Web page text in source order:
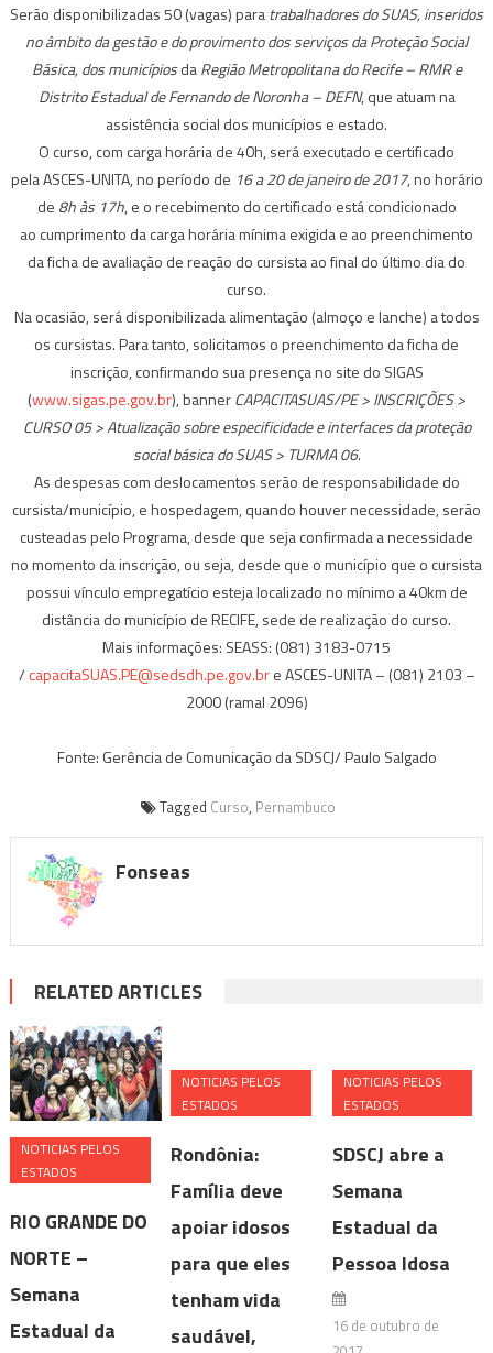
Serão disponibilizadas 50 (vagas) paratrabalhadores do SUAS, inseridos
no âmbito da gestão e do provimento dos serviços da Proteção Social
Básica, dos municípiosdaRegião Metropolitana do Recife – RMR e
Distrito Estadual de Fernando de Noronha – DEFN, que atuam na
assistência social dos municípios e estado.
O curso, com carga horária de 40h, será executado e certificado
pela ASCES-UNITA, no período de 16 a 20 de janeiro de 2017, no horário
de 8h às 17h, e o recebimento do certificado está condicionado
ao cumprimento da carga horária mínima exigida e ao preenchimento
da ficha de avaliação de reação do cursista ao final do último dia do
curso.
Na ocasião, será disponibilizada alimentação (almoço e lanche) a todos
os cursistas. Para tanto, solicitamos o preenchimento da ficha de
inscrição, confirmando sua presença no site do SIGAS
(www.sigas.pe.gov.br), bannerCAPACITASUAS/PE > INSCRIÇÕES >
CURSO 05 > Atualização sobre especificidade e interfaces da proteção
social básica do SUAS > TURMA 06.
As despesas com deslocamentos serão de responsabilidade do
cursista/município, e hospedagem, quando houver necessidade, serão
custeadas pelo Programa, desde que seja confirmada a necessidade
no momento da inscrição, ou seja, desde que o município que o cursista
possui vínculo empregatício esteja localizado no mínimo a 40km de
distância do município de RECIFE, sede de realização do curso.
Mais informações: SEASS: (081) 3183-0715
/ capacitaSUAS.PE@sedsdh.pe.gov.bre ASCES-UNITA – (081) 2103 –
2000 (ramal 2096)
Fonte: Gerência de Comunicação da SDSCJ/ Paulo Salgado
Tagged Curso, Pernambuco
Fonseas
RELATED ARTICLES
NOTICIAS PELOS
ESTADOS
RIO GRANDE DO
NORTE –
Semana
Estadual da
NOTICIAS PELOS
ESTADOS
Rondônia:
Família deve
apoiar idosos
para que eles
tenham vida
saudável,
NOTICIAS PELOS
ESTADOS
SDSCJ abre a
Semana
Estadual da
Pessoa Idosa
16 de outubro de